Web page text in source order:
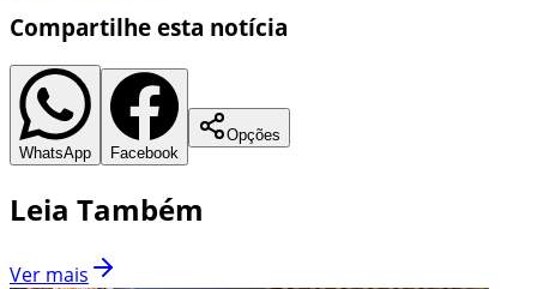
Compartilhe esta notícia
WhatsApp Facebook
Opções
Leia Também
Ver mais